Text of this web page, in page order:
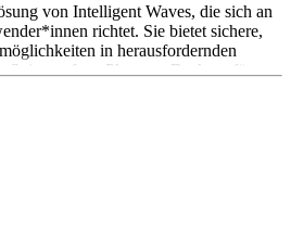
von Intelligent Waves, die sich an
richtet. Sie bietet sichere,
in herausfordernden
umfasst Phantom Desktop für
Intelligence, Phantom SMS für
und Phantom Mobile für
sind auf Anfrage